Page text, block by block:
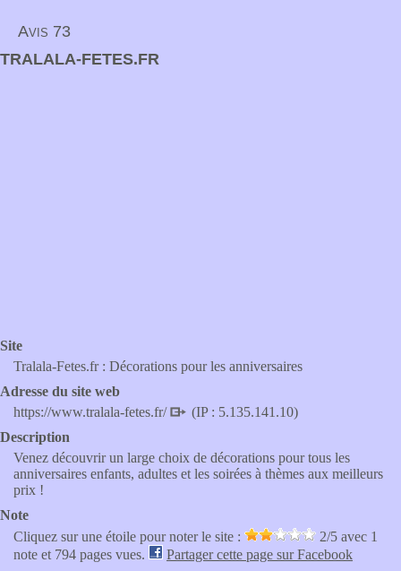
Avis 73
TRALALA-FETES.FR
Site
Tralala-Fetes.fr : Décorations pour les anniversaires
Adresse du site web
https://www.tralala-fetes.fr/
(IP : 5.135.141.10)
Description
Venez découvrir un large choix de décorations pour tous les
anniversaires enfants, adultes et les soirées à thèmes aux meilleurs
prix !
Note
Cliquez sur une étoile pour noter le site :
2/5 avec 1
note et 794 pages vues.
Partager cette page sur Facebook